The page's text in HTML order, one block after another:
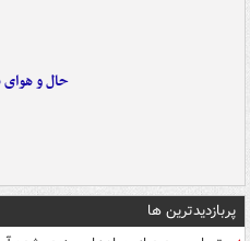
حال و هوای
پربازدیدترین ها